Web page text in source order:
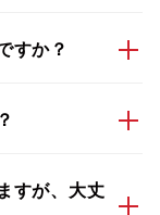
すか？
すが、大丈